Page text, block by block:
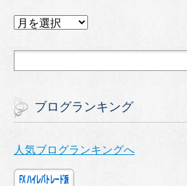
ア
カ
ブログランキング
人気ブログランキングへ